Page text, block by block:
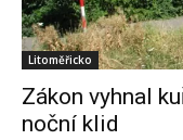
Litoměřicko
Zákon vyhnal
noční klid